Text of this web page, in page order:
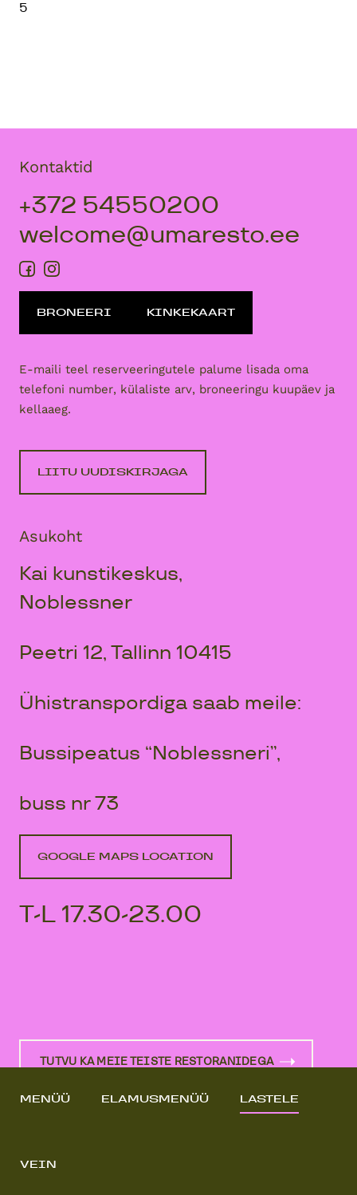
MENÜÜ ELAMUSMENÜÜ LASTELE
VEIN
5
Kontaktid
+372 54550200
welcome@umaresto.ee
BRONEERI KINKEKAART
E-maili teel reserveeringutele palume lisada oma
telefoni number, külaliste arv, broneeringu kuupäev ja
kellaaeg.
LIITU UUDISKIRJAGA
Asukoht
Kai kunstikeskus,
Noblessner
Peetri 12, Tallinn 10415
Ühistranspordiga saab meile:
Bussipeatus “Noblessneri”,
buss nr 73
GOOGLE MAPS LOCATION
T-L 17.30-23.00
TUTVU KA MEIE TEISTE RESTORANIDEGA